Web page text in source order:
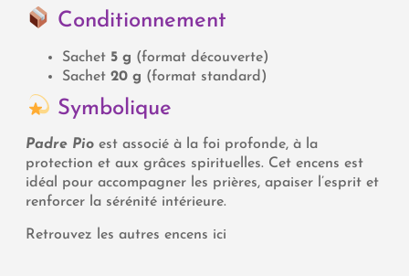
Conditionnement
Sachet 5 g (format découverte)
Sachet 20 g (format standard)
Symbolique
Padre Pio est associé à la foi profonde, à la
protection et aux grâces spirituelles. Cet encens est
idéal pour accompagner les prières, apaiser l’esprit et
renforcer la sérénité intérieure.
Retrouvez les autres encens ici